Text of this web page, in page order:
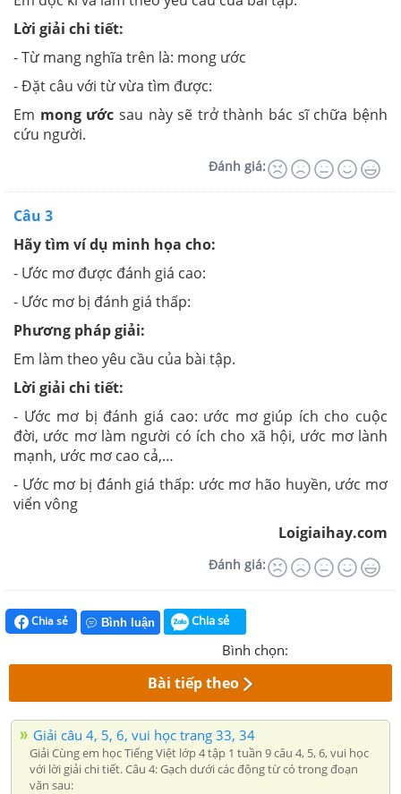
Lời giải chi tiết:
- Từ mang nghĩa trên là: mong ước
- Đặt câu với từ vừa tìm được:
Em mong ước sau này sẽ trở thành bác sĩ chữa bệnh
cứu người.
Đánh giá:
Câu 3
Hãy tìm ví dụ minh họa cho:
- Ước mơ được đánh giá cao:
- Ước mơ bị đánh giá thấp:
Phương pháp giải:
Em làm theo yêu cầu của bài tập.
Lời giải chi tiết:
- Ước mơ bị đánh giá cao: ước mơ giúp ích cho cuộc
đời, ước mơ làm người có ích cho xã hội, ước mơ lành
mạnh, ước mơ cao cả,…
- Ước mơ bị đánh giá thấp: ước mơ hão huyền, ước mơ
viển vông
Loigiaihay.com
Đánh giá:
Chia sẻ Bình luận Chia sẻ
Bình chọn:
Bài tiếp theo
Giải câu 4, 5, 6, vui học trang 33, 34
Giải Cùng em học Tiếng Việt lớp 4 tập 1 tuần 9 câu 4, 5, 6, vui học
với lời giải chi tiết. Câu 4: Gạch dưới các động từ có trong đoạn
văn sau: